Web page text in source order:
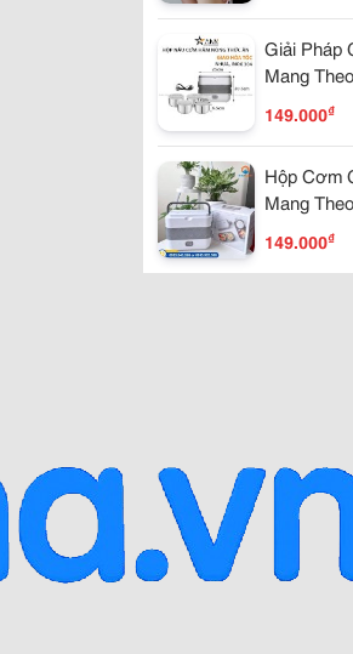
Giải Pháp
Mang Theo
149.000₫
Hộp Cơm
Mang
149.000₫